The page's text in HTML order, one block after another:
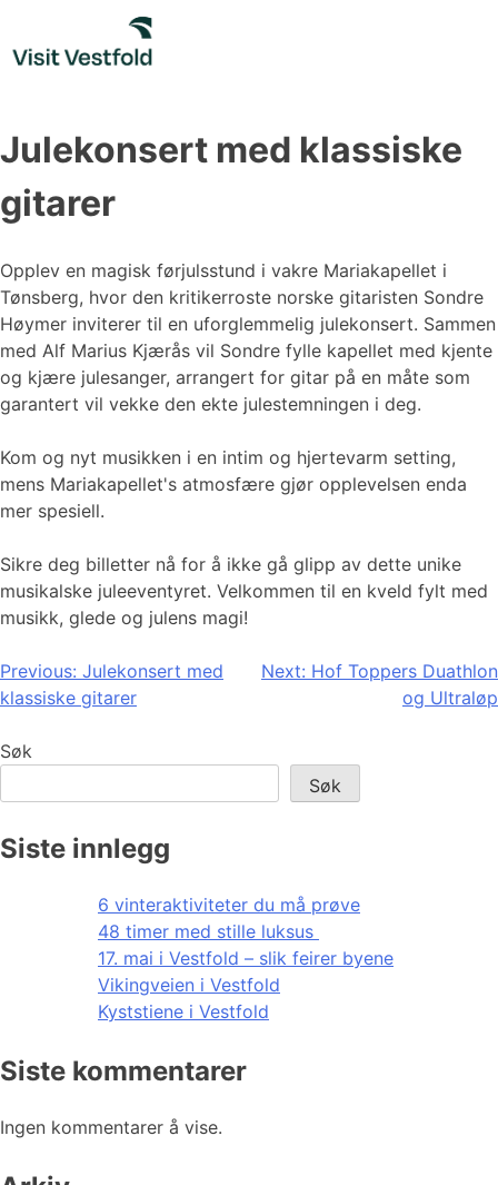
content
Julekonsert med klassiske
gitarer
Opplev en magisk førjulsstund i vakre Mariakapellet i
Tønsberg, hvor den kritikerroste norske gitaristen Sondre
Høymer inviterer til en uforglemmelig julekonsert. Sammen
med Alf Marius Kjærås vil Sondre fylle kapellet med kjente
og kjære julesanger, arrangert for gitar på en måte som
garantert vil vekke den ekte julestemningen i deg.
Kom og nyt musikken i en intim og hjertevarm setting,
mens Mariakapellet's atmosfære gjør opplevelsen enda
mer spesiell.
Sikre deg billetter nå for å ikke gå glipp av dette unike
musikalske juleeventyret. Velkommen til en kveld fylt med
musikk, glede og julens magi!
Innleggsnavigasjon
Previous: Julekonsert med
klassiske gitarer
Next: Hof Toppers Duathlon
og Ultraløp
Søk
Søk
Siste innlegg
6 vinteraktiviteter du må prøve
48 timer med stille luksus
17. mai i Vestfold – slik feirer byene
Vikingveien i Vestfold
Kyststiene i Vestfold
Siste kommentarer
Ingen kommentarer å vise.